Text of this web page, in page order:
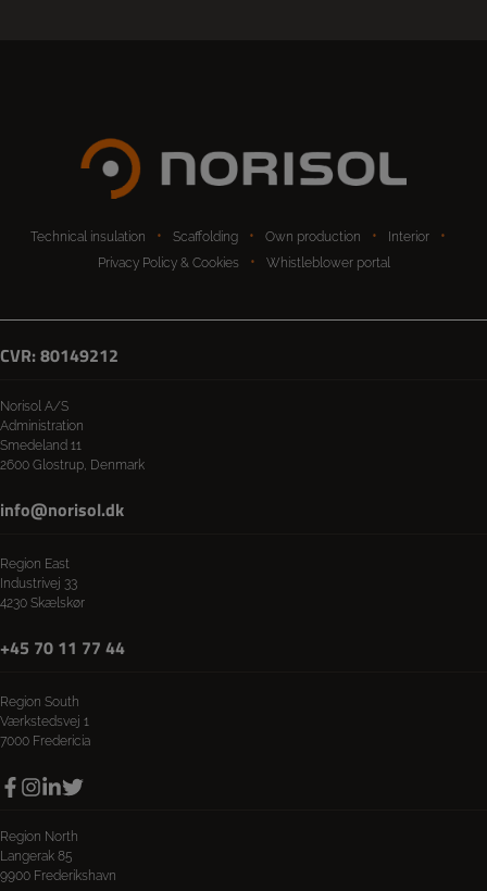
Technical insulation Scaffolding Own production
Interior
Privacy Policy & Cookies
Whistleblower portal
CVR: 80149212
Norisol A/S
Administration
Smedeland 11
2600 Glostrup, Denmark
info@norisol.dk
Region East
Industrivej 33
4230 Skælskør
+45 70 11 77 44
Region South
Værkstedsvej 1
7000 Fredericia
Region North
Langerak 85
9900 Frederikshavn